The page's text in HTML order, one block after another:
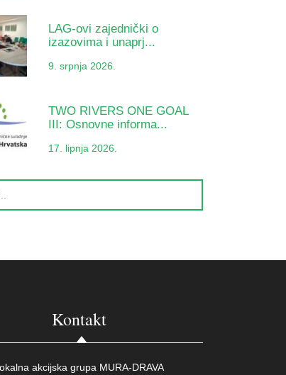
LAG-ovi zajednički o
izazovima i unaprj...
9. srpnja 2026.
TWO RIVERS ONE GOAL
III: Osnovne informa...
17. lipnja 2026.
Kontakt
akcijska grupa MURA-DRAVA